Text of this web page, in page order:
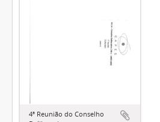
4ª Reunião do Conselho